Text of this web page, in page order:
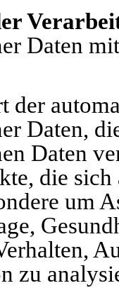
Daten
der
Daten,
Daten
die
um
zu